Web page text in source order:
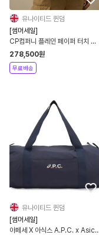
유나이티드 퀸덤
[썸머세일]
CP컴퍼니 플레인 페이퍼 터치 숄
더백 메신저 백
278,500원
무료배송
유나이티드 퀸덤
[썸머세일]
아페세 X 아식스 A.P.C. x Asics